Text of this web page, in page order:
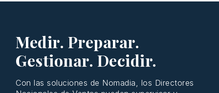
Medir. Preparar.
Gestionar. Decidir.
Con las soluciones de Nomadia, los Directores